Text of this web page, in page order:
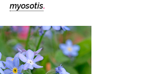
myosotis.